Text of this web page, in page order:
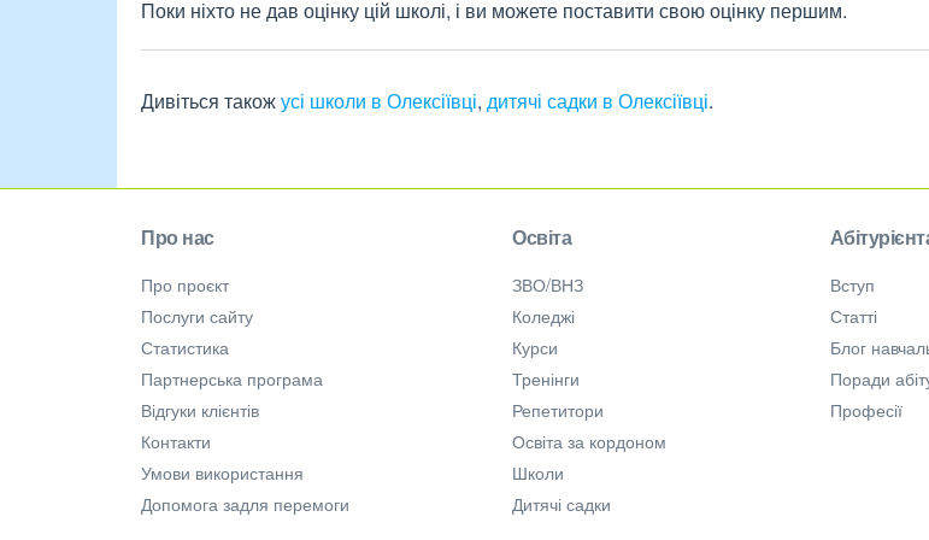
Поки ніхто не дав оцінку цій школі, і ви можете поставити свою оцінку першим.
Дивіться такожусі школи в Олексіївці, дитячі садки в Олексіївці.
Про нас
Про проєкт
Послуги сайту
Статистика
Партнерська програма
Відгуки клієнтів
Контакти
Умови використання
Допомога задля перемоги
Освіта
ЗВО/ВНЗ
Коледжі
Курси
Тренінги
Репетитори
Освіта за кордоном
Школи
Дитячі садки
Вступ
Статті
Блог
Поради
Професії